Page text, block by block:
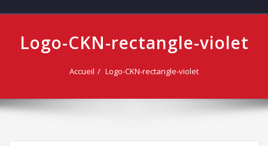
navigation
Logo-CKN-rectangle-violet
Accueil Logo-CKN-rectangle-violet